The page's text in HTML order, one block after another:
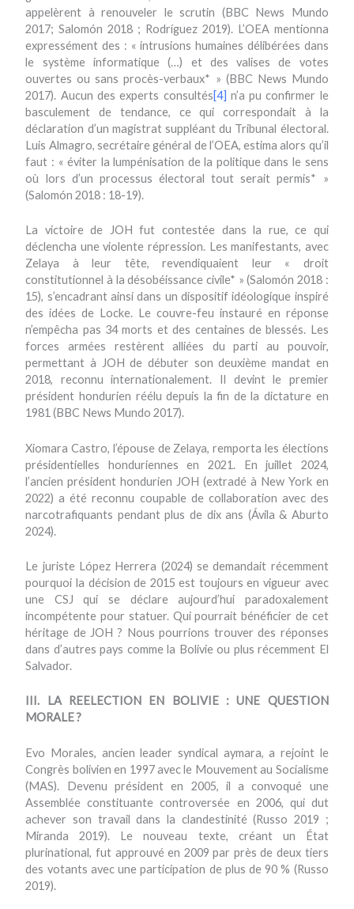
appelèrent à renouveler le scrutin (BBC News Mundo
2017; Salomón 2018 ; Rodríguez 2019). L’OEA mentionna
expressément des : « intrusions humaines délibérées dans
le système informatique (…) et des valises de votes
ouvertes ou sans procès-verbaux* » (BBC News Mundo
2017). Aucun des experts consultés[4] n’a pu confirmer le
basculement de tendance, ce qui correspondait à la
déclaration d’un magistrat suppléant du Tribunal électoral.
Luis Almagro, secrétaire général de l’OEA, estima alors qu’il
faut : « éviter la lumpénisation de la politique dans le sens
où lors d’un processus électoral tout serait permis* »
(Salomón 2018 : 18-19).
La victoire de JOH fut contestée dans la rue, ce qui
déclencha une violente répression. Les manifestants, avec
Zelaya à leur tête, revendiquaient leur « droit
constitutionnel à la désobéissance civile* » (Salomón 2018 :
15), s’encadrant ainsi dans un dispositif idéologique inspiré
des idées de Locke. Le couvre-feu instauré en réponse
n’empêcha pas 34 morts et des centaines de blessés. Les
forces armées restèrent alliées du parti au pouvoir,
permettant à JOH de débuter son deuxième mandat en
2018, reconnu internationalement. Il devint le premier
président hondurien réélu depuis la fin de la dictature en
1981 (BBC News Mundo 2017).
Xiomara Castro, l’épouse de Zelaya, remporta les élections
présidentielles honduriennes en 2021. En juillet 2024,
l’ancien président hondurien JOH (extradé à New York en
2022) a été reconnu coupable de collaboration avec des
narcotrafiquants pendant plus de dix ans (Ávila & Aburto
2024).
Le juriste López Herrera (2024) se demandait récemment
pourquoi la décision de 2015 est toujours en vigueur avec
une CSJ qui se déclare aujourd’hui paradoxalement
incompétente pour statuer. Qui pourrait bénéficier de cet
héritage de JOH ? Nous pourrions trouver des réponses
dans d’autres pays comme la Bolivie ou plus récemment El
Salvador.
III. LA REELECTION EN BOLIVIE : UNE QUESTION
MORALE ?
Evo Morales, ancien leader syndical aymara, a rejoint le
Congrès bolivien en 1997 avec le Mouvement au Socialisme
(MAS). Devenu président en 2005, il a convoqué une
Assemblée constituante controversée en 2006, qui dut
achever son travail dans la clandestinité (Russo 2019 ;
Miranda 2019). Le nouveau texte, créant un État
plurinational, fut approuvé en 2009 par près de deux tiers
des votants avec une participation de plus de 90 % (Russo
2019).